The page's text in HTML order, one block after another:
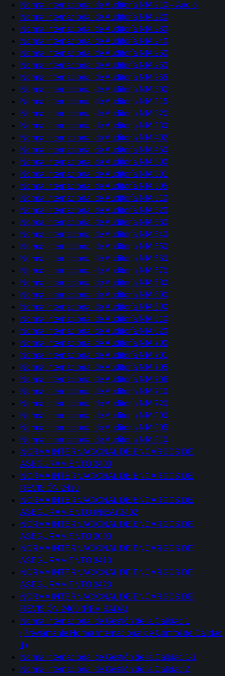
Norma Internacional de Auditoría NIA 210 – Audio
Norma Internacional de Auditoría NIA 220
Norma Internacional de Auditoría NIA 230
Norma Internacional de Auditoría NIA 240
Norma Internacional de Auditoría NIA 250
Norma Internacional de Auditoría NIA 260
Norma Internacional de Auditoría NIA 265
Norma Internacional de Auditoría NIA 300
Norma Internacional de Auditoría NIA 315
Norma Internacional de Auditoría NIA 320
Norma Internacional de Auditoría NIA 330
Norma Internacional de Auditoría NIA 402
Norma Internacional de Auditoría NIA 450
Norma Internacional de Auditoría NIA 500
Norma Internacional de Auditoría NIA 501
Norma Internacional de Auditoría NIA 505
Norma Internacional de Auditoría NIA 510
Norma Internacional de Auditoría NIA 520
Norma Internacional de Auditoría NIA 530
Norma Internacional de Auditoría NIA 540
Norma Internacional de Auditoría NIA 550
Norma Internacional de Auditoría NIA 560
Norma Internacional de Auditoría NIA 570
Norma Internacional de Auditoría NIA 580
Norma Internacional de Auditoría NIA 600
Norma Internacional de Auditoría NIA 600
Norma Internacional de Auditoría NIA 610
Norma Internacional de Auditoría NIA 620
Norma Internacional de Auditoría NIA 700
Norma Internacional de Auditoría NIA 701
Norma Internacional de Auditoría NIA 705
Norma Internacional de Auditoría NIA 706
Norma Internacional de Auditoría NIA 710
Norma Internacional de Auditoría NIA 720
Norma Internacional de Auditoría NIA 800
Norma Internacional de Auditoría NIA 805
Norma Internacional de Auditoría NIA 810
NORMA INTERNACIONAL DE ENCARGOS DE
ASEGURAMIENTO 3400
NORMA INTERNACIONAL DE ENCARGOS DE
REVISIÓN 2410
NORMA INTERNACIONAL DE ENCARGOS DE
ASEGURAMIENTO (NIEA) 3402
NORMA INTERNACIONAL DE ENCARGOS DE
ASEGURAMIENTO 3000
NORMA INTERNACIONAL DE ENCARGOS DE
ASEGURAMIENTO 3410
NORMA INTERNACIONAL DE ENCARGOS DE
ASEGURAMIENTO 3420
NORMA INTERNACIONAL DE ENCARGOS DE
REVISIÓN 2400 (REVISADA)
Norma Internacional de Gestión de la Calidad 1
(Previamente Norma Internacional de Control de Calidad
1)
Norma Internacional de Gestión de la Calidad 1-1
Norma Internacional de Gestión de la Calidad 2